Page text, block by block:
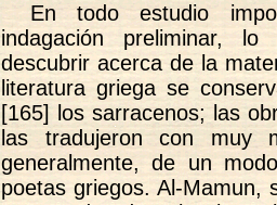
En todo estudio
indagación preliminar,
descubrir acerca de la
literatura griega se
[165] los sarracenos; las
las tradujeron con muy
generalmente, de un
poetas griegos. Al-Mamun,